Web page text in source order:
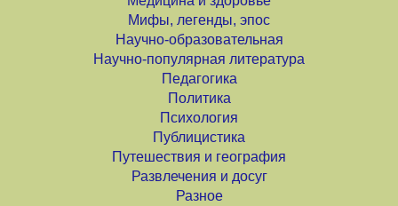
Мифы, легенды, эпос
Научно-образовательная
Научно-популярная литература
Педагогика
Политика
Психология
Публицистика
Путешествия и география
Развлечения и досуг
Разное